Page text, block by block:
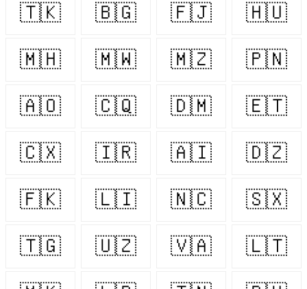
🇹🇰 🇧🇬 🇫🇯 🇭🇺
🇲🇭 🇲🇼 🇲🇿 🇵🇳
🇦🇴 🇨🇶 🇩🇲 🇪🇹
🇨🇽 🇮🇷 🇦🇮 🇩🇿
🇫🇰 🇱🇮 🇳🇨 🇸🇽
🇹🇬 🇺🇿 🇻🇦 🇱🇹